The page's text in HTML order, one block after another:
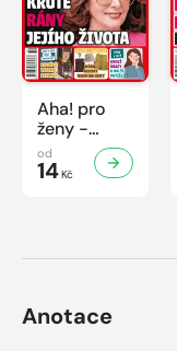
Aha! pro
ženy -
32/2026
od
14Kč
Anotace